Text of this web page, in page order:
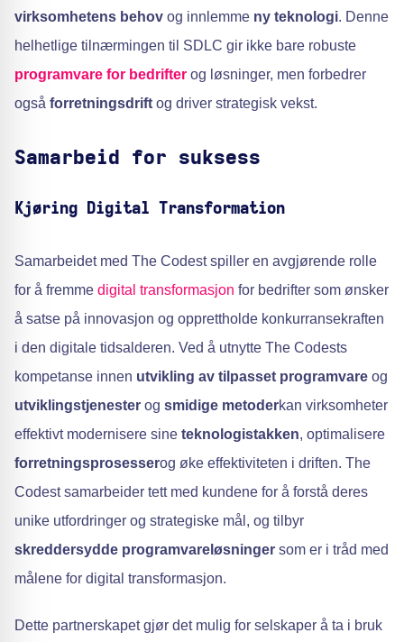
virksomhetens behov og innlemme ny teknologi. Denne
helhetlige tilnærmingen til SDLC gir ikke bare robuste
programvare for bedrifter og løsninger, men forbedrer
også forretningsdrift og driver strategisk vekst.
Samarbeid for suksess
Kjøring Digital Transformation
Samarbeidet med The Codest spiller en avgjørende rolle
for å fremme digital transformasjon for bedrifter som ønsker
å satse på innovasjon og opprettholde konkurransekraften
i den digitale tidsalderen. Ved å utnytte The Codests
kompetanse innen utvikling av tilpasset programvare og
utviklingstjenester og smidige metoderkan virksomheter
effektivt modernisere sine teknologistakken, optimalisere
forretningsprosesserog øke effektiviteten i driften. The
Codest samarbeider tett med kundene for å forstå deres
unike utfordringer og strategiske mål, og tilbyr
skreddersydde programvareløsninger som er i tråd med
målene for digital transformasjon.
Dette partnerskapet gjør det mulig for selskaper å ta i bruk